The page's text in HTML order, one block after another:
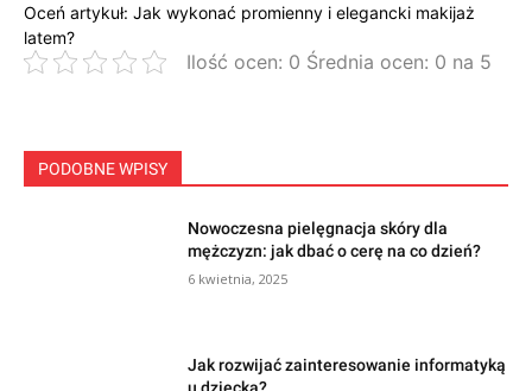
Oceń artykuł: Jak wykonać promienny i elegancki makijaż
latem?
Ilość ocen: 0 Średnia ocen: 0 na 5
PODOBNE WPISY
Nowoczesna pielęgnacja skóry dla
mężczyzn: jak dbać o cerę na co dzień?
6 kwietnia, 2025
Jak rozwijać zainteresowanie informatyką